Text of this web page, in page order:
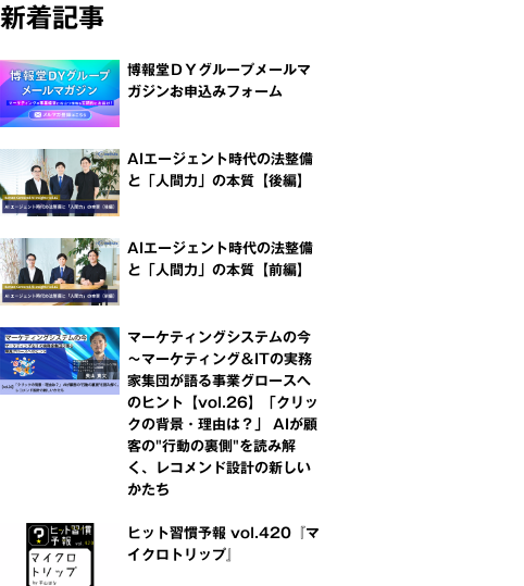
新着記事
博報堂ＤＹグループメールマ
ガジンお申込みフォーム
AIエージェント時代の法整備
と「人間力」の本質【後編】
AIエージェント時代の法整備
と「人間力」の本質【前編】
マーケティングシステムの今
～マーケティング＆ITの実務
家集団が語る事業グロースへ
のヒント【vol.26】「クリッ
クの背景・理由は？」 AIが顧
客の"行動の裏側"を読み解
く、レコメンド設計の新しい
かたち
ヒット習慣予報 vol.420『マ
イクロトリップ』